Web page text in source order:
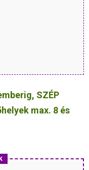
SZÉP
max. 8 és